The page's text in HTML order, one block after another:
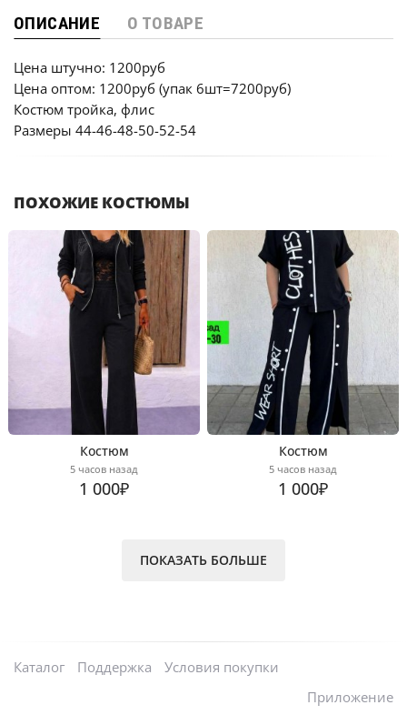
ОПИСАНИЕ О ТОВАРЕ
Цена штучно: 1200руб
Цена оптом: 1200руб (упак 6шт=7200руб)
Костюм тройка, флис
Размеры 44-46-48-50-52-54
ПОХОЖИЕ КОСТЮМЫ
Костюм
5 часов назад
1 000₽
Костюм
5 часов назад
1 000₽
ПОКАЗАТЬ БОЛЬШЕ
Каталог Поддержка
Условия покупки
Приложение